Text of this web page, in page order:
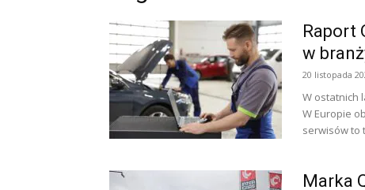
Raport
w
20 listopada
W ostatnich
W Europie
serwisów to
Marka